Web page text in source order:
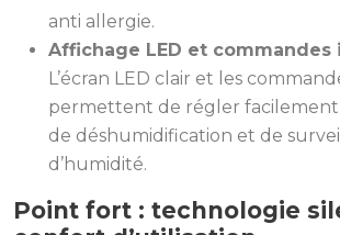
anti allergie.
Affichage LED et commandes
L’écran LED clair et les
permettent de régler facilement
de déshumidification et de
d’humidité.
Point fort : technologie